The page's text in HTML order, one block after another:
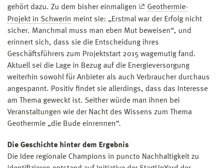
gehört dazu. Zu dem bisher einmaligen
Geothermie-
Projekt in Schwerin meint sie: „Erstmal war der Erfolg nicht
sicher. Manchmal muss man eben Mut beweisen“, und
erinnert sich, dass sie die Entscheidung ihres
Geschäftsführers zum Projektstart 2015 wagemutig fand.
Aktuell sei die Lage in Bezug auf die Energieversorgung
weiterhin sowohl für Anbieter als auch Verbraucher durchaus
angespannt. Positiv findet sie allerdings, dass das Interesse
am Thema geweckt ist. Seither würde man ihnen bei
Veranstaltungen wie der Nacht des Wissens zum Thema
Geothermie „die Bude einrennen“.
Die Geschichte hinter dem Ergebnis
Die Idee regionale Champions in puncto Nachhaltigkeit zu